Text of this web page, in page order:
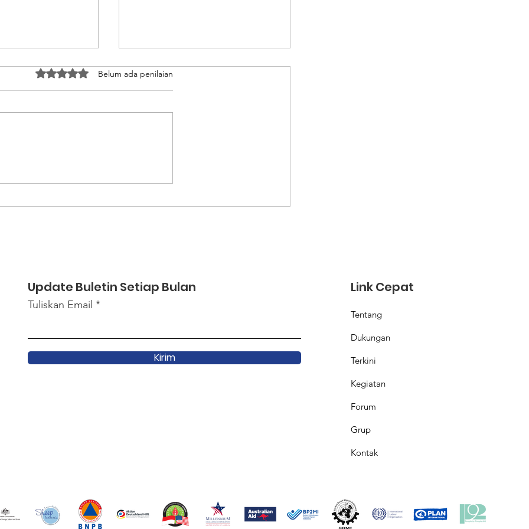
Maut Demi Masa Depan,
Dinilai 0 dari 5 bintang.
Belum ada penilaian
Update Buletin Setiap Bulan
Tuliskan Email
Kirim
Link Cepat
Tentang
Dukungan
Terkini
Kegiatan
Forum
Grup
Kontak